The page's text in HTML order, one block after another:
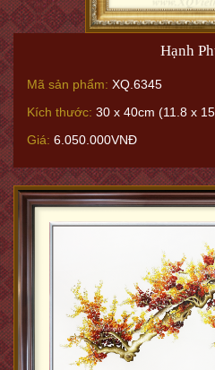
Hạnh
Mã sản phẩm: XQ.6345
Kích thước: 30 x 40cm (11.8 x
Giá: 6.050.000VNĐ